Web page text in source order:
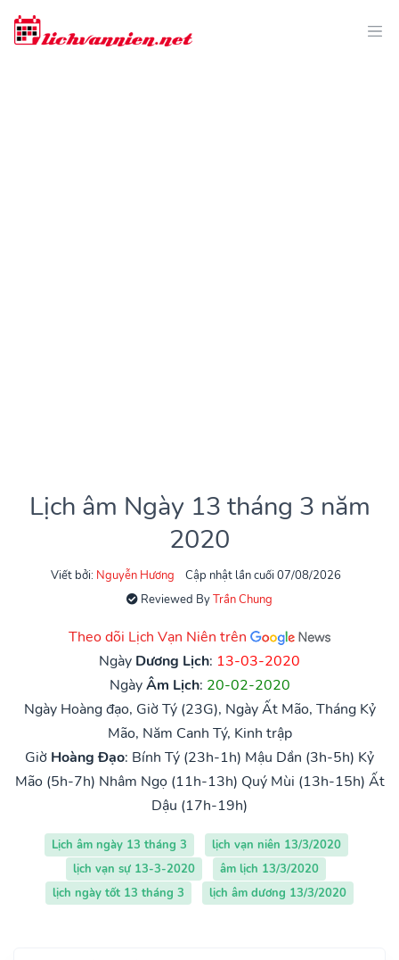
Lịch âm Ngày 13 tháng 3 năm
2020
Viết bởi: Nguyễn Hương
Cập nhật lần cuối 07/08/2026
Reviewed ByTrần Chung
Theo dõi Lịch Vạn Niên trên
Ngày Dương Lịch: 13-03-2020
NgàyÂm Lịch: 20-02-2020
Ngày Hoàng đạo, Giờ Tý (23G), Ngày Ất Mão, Tháng Kỷ
Mão, Năm Canh Tý, Kinh trập
Giờ Hoàng Đạo: Bính Tý (23h-1h) Mậu Dần (3h-5h) Kỷ
Mão (5h-7h) Nhâm Ngọ (11h-13h) Quý Mùi (13h-15h) Ất
Dậu (17h-19h)
Lịch âm ngày 13 tháng 3
lịch vạn niên 13/3/2020
lịch vạn sự 13-3-2020
âm lịch 13/3/2020
lịch ngày tốt 13 tháng 3
lịch âm dương 13/3/2020